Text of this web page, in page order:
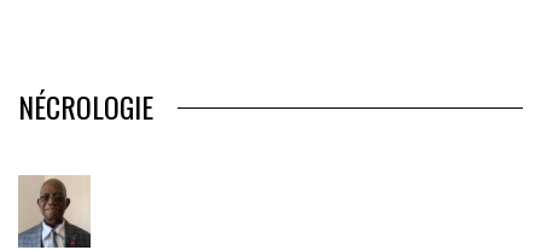
NÉCROLOGIE